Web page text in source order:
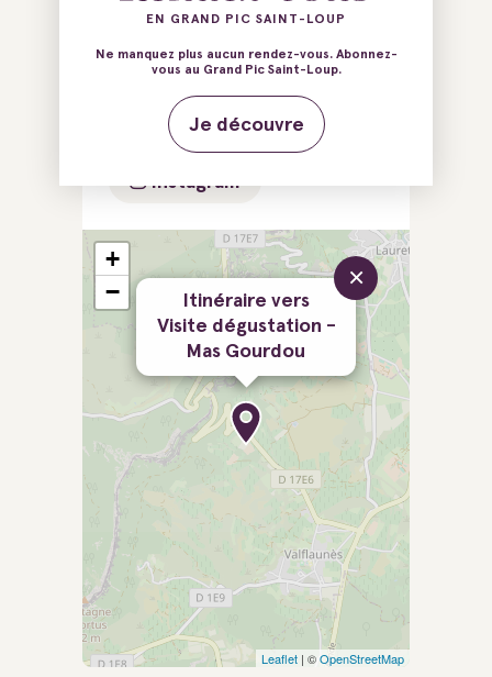
E-mail Tél.
Site web
Facebook
Instagram
Itinéraire vers
Visite dégustation -
Mas Gourdou
×
+
−
Leaflet | ©OpenStreetMap
EN GRAND PIC SAINT-LOUP
Ne manquez plus aucun rendez-vous. Abonnez-
vous au Grand Pic Saint-Loup.
Je découvre